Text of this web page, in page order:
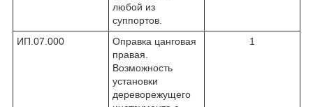
любой из
суппортов.
ИП.07.000
Оправка цанговая
правая.
Возможность
установки
дереворежущего
1